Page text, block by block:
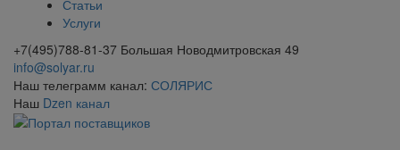
Статьи
Услуги
+7(495)788-81-37 Большая Новодмитровская 49
info@solyar.ru
Наш телеграмм канал: СОЛЯРИС
Наш Dzen канал